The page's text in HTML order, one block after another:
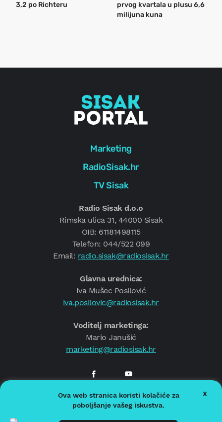
3,2 po Richteru
prvog kvartala u plusu 6,6
milijuna kuna
Marketing
RadioSisak.hr
TV Sisak
Radio Sisak d.o.o
Rimska ulica 31, 44000 Sisak
OIB: 61181498115
Telefon: 044/522 099
Email: radio.sisak@radiosisak.hr
Glavna urednica:
Iva Mušec Posilović
iva.posilovic@radiosisak.hr
Voditelj marketinga:
Mario Janušić
marketing@radiosisak.hr
© 2026.Radio Sisak
Politika privatnosti
Ova web stranica koristi kolačiće za
poboljšanje vašeg iskustva.
X